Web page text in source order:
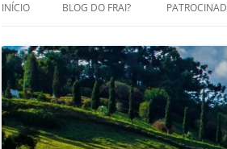
INÍCIO BLOG DO FRAI?